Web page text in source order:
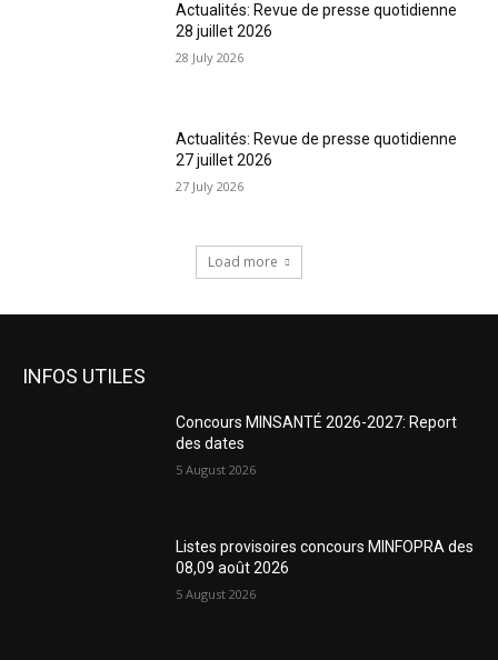
Actualités: Revue de presse quotidienne
28 juillet 2026
28 July 2026
Actualités: Revue de presse quotidienne
27 juillet 2026
27 July 2026
Load more
INFOS UTILES
Concours MINSANTÉ 2026-2027: Report
des dates
5 August 2026
Listes provisoires concours MINFOPRA des
08,09 août 2026
5 August 2026